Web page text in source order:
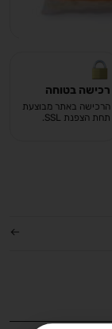
רכישה בטוחה
הרכישה באתר מבוצעת
תחת הצפנת SSL.